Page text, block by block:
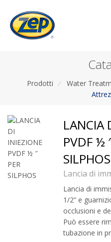
Prodotti / Water
LANCIA
PVDF ½
SILPHOS
Lancia di
Lancia di
1/2” e
occlusioni e
Può essere
tubazione in